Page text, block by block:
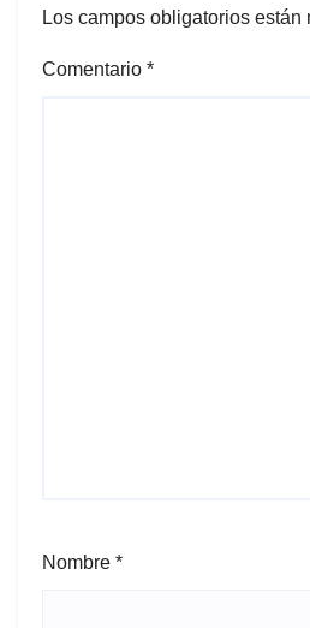
Los campos obligatorios están
Comentario *
Nombre *